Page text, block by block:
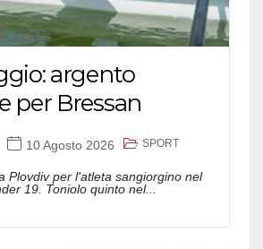
argento
per Bressan
10 Agosto 2026 SPORT
Plovdiv per l'atleta sangiorgino nel
19. Toniolo quinto nel...